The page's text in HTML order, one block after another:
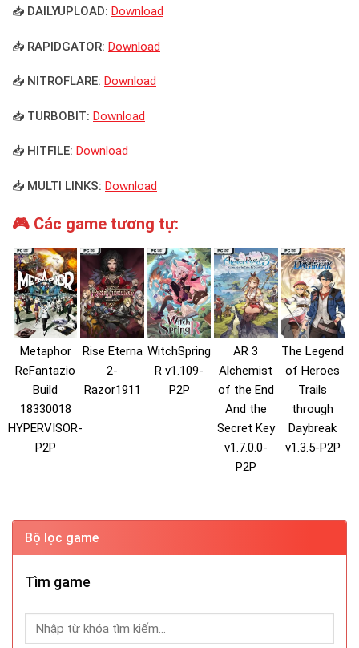
📥 DAILYUPLOAD: Download
📥 RAPIDGATOR: Download
📥 NITROFLARE: Download
📥 TURBOBIT: Download
📥 HITFILE: Download
📥 MULTI LINKS: Download
🎮 Các game tương tự:
Metaphor
ReFantazio
Build
18330018
HYPERVISOR-
P2P
Rise Eterna
2-
Razor1911
WitchSpring
R v1.109-
P2P
AR 3
Alchemist
of the End
And the
Secret Key
v1.7.0.0-
P2P
The Legend
of Heroes
Trails
through
Daybreak
v1.3.5-P2P
Bộ lọc game
Tìm game